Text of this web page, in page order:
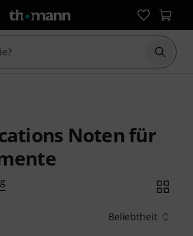
Suche
Noten für
Beliebtheit